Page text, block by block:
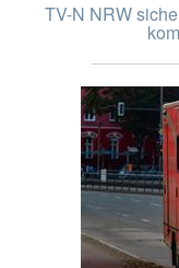
TV-N NRW